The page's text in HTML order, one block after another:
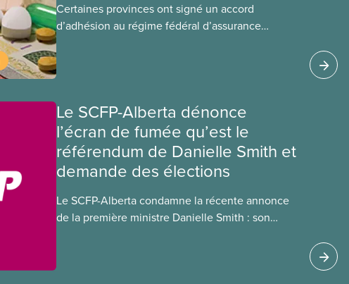
Certaines provinces ont signé un accord
d’adhésion au régime fédéral d’assurance
Le SCFP-Alberta dénonce
l’écran de fumée qu’est le
référendum de Danielle Smith et
demande des élections
Le SCFP-Alberta condamne la récente annonce
de la première ministre Danielle Smith : son